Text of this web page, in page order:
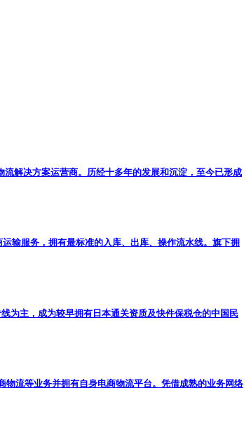
解决方案运营商。历经十多年的发展和沉淀，至今已形成
输服务，拥有最标准的入库、出库、操作流水线。旗下拥
为主，成为较早拥有日本通关资质及快件保税仓的中国民
流等业务并拥有自身电商物流平台。凭借成熟的业务网络